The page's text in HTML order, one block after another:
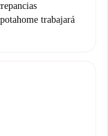
trabajará